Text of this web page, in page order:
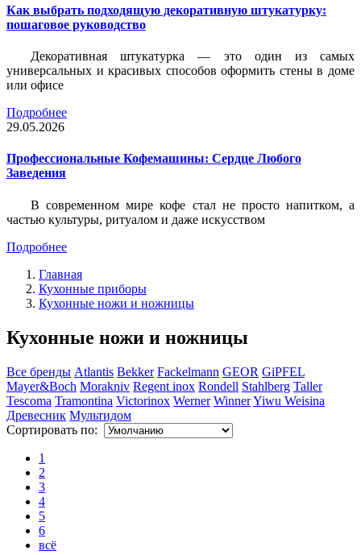
Как выбрать подходящую декоративную штукатурку:
пошаговое руководство
Декоративная штукатурка — это один из самых
универсальных и красивых способов оформить стены в доме
или офисе
Подробнее
29.05.2026
Профессиональные Кофемашины: Сердце Любого
Заведения
В современном мире кофе стал не просто напитком, а
частью культуры, ритуалом и даже искусством
Подробнее
Главная
Кухонные приборы
Кухонные ножи и ножницы
Кухонные ножи и ножницы
Все бренды Atlantis Bekker Fackelmann GEOR GiPFEL
Mayer&Boch Morakniv Regent inox Rondell Stahlberg Taller
Tescoma Tramontina Victorinox Werner WinnerYiwu Weisina
Древесник Мультидом
Сортировать по:
1
2
3
4
5
6
всё